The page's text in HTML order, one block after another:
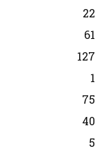
22
61
127
1
75
40
5